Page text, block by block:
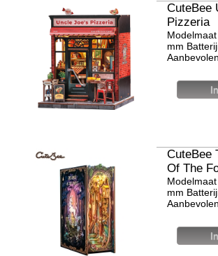
CuteBee
Pizzeria
mm
Aanbevolen
CuteBee
Of The
mm
Aanbevolen